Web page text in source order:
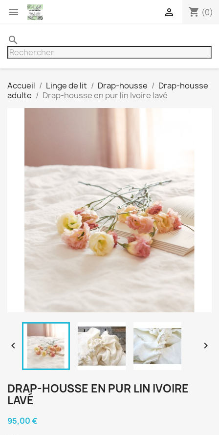
 shopping_cart (0)

search
Accueil Linge de lit Drap-housse
Drap-housse
adulte
Drap-housse en pur lin Ivoire lavé
 
DRAP-HOUSSE EN PUR LIN IVOIRE
LAVÉ
95,00 €